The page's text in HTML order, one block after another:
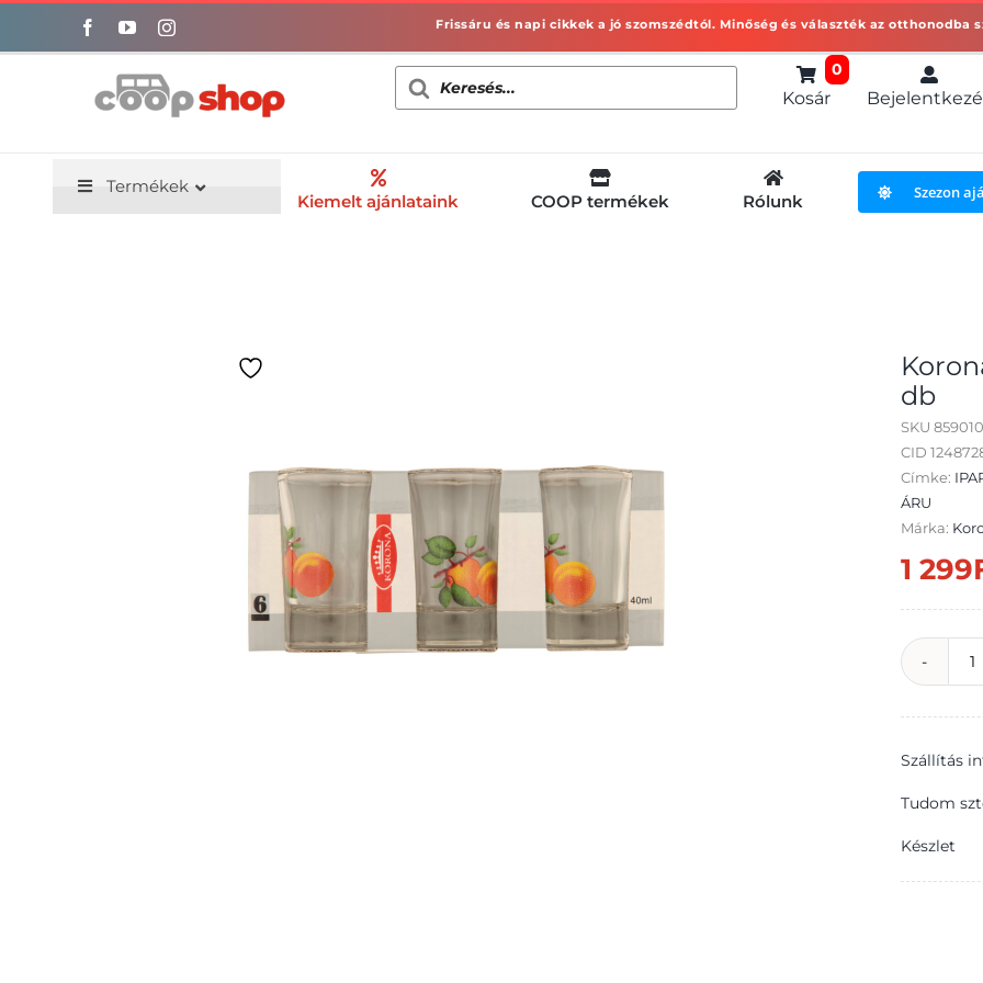
Products
search
Kosár
0
Termékek
Kiemelt ajánlataink COOP termékek Rólunk Szezon
db
SKU
CID
Címke:
ÁRU
Márka:
1 299
Szállítás
Tudom
Készlet